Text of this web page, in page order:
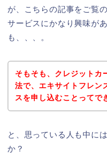
が、こちらの記事をご覧
サービスにかなり興味が
も、、、。
そもそも、クレジットカ
法で、エキサイトフレン
スを申し込むことってで
と、思っている人も中に
か？